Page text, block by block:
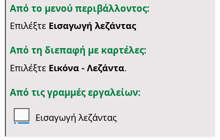
Από το μενού περιβάλλοντος:
Επιλέξτε Εισαγωγή λεζάντας
Από τη διεπαφή με καρτέλες:
Επιλέξτε Εικόνα - Λεζάντα.
Από τις γραμμές εργαλείων:
Εισαγωγή λεζάντας